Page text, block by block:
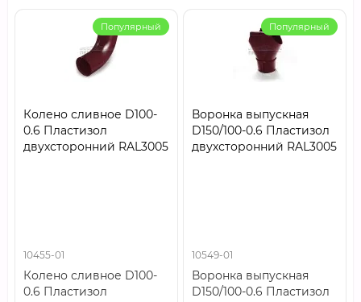
Популярный
Колено сливное D100-
0.6 Пластизол
двухсторонний RAL3005
10455-01
Колено сливное D100-
0.6 Пластизол
Популярный
Воронка выпускная
D150/100-0.6 Пластизол
двухсторонний RAL3005
10549-01
Воронка выпускная
D150/100-0.6 Пластизол